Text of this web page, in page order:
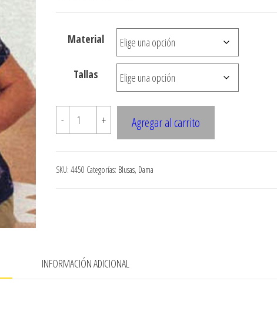
desde
$3.290
hasta
$7.900
Material
Tallas
-
4450
BLUSA
MAO
+ Agregar al carrito
SKU: 4450 Categorías: Blusas, Dama
INFORMACIÓN ADICIONAL